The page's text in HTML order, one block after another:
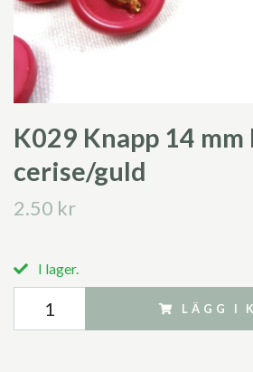
K029 Knapp 14
cerise/guld
2.50 kr
I lager.
LÄGG I